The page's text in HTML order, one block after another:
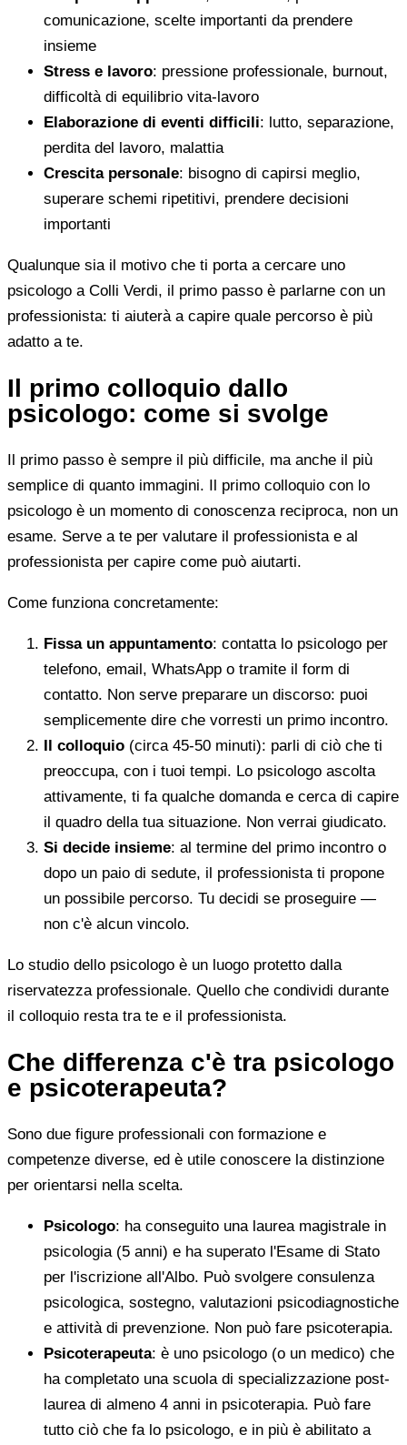
comunicazione, scelte importanti da prendere
insieme
Stress e lavoro: pressione professionale, burnout,
difficoltà di equilibrio vita-lavoro
Elaborazione di eventi difficili: lutto, separazione,
perdita del lavoro, malattia
Crescita personale: bisogno di capirsi meglio,
superare schemi ripetitivi, prendere decisioni
importanti
Qualunque sia il motivo che ti porta a cercare uno
psicologo a Colli Verdi, il primo passo è parlarne con un
professionista: ti aiuterà a capire quale percorso è più
adatto a te.
Il primo colloquio dallo
psicologo: come si svolge
Il primo passo è sempre il più difficile, ma anche il più
semplice di quanto immagini. Il primo colloquio con lo
psicologo è un momento di conoscenza reciproca, non un
esame. Serve a te per valutare il professionista e al
professionista per capire come può aiutarti.
Come funziona concretamente:
Fissa un appuntamento: contatta lo psicologo per
telefono, email, WhatsApp o tramite il form di
contatto. Non serve preparare un discorso: puoi
semplicemente dire che vorresti un primo incontro.
Il colloquio (circa 45-50 minuti): parli di ciò che ti
preoccupa, con i tuoi tempi. Lo psicologo ascolta
attivamente, ti fa qualche domanda e cerca di capire
il quadro della tua situazione. Non verrai giudicato.
Si decide insieme: al termine del primo incontro o
dopo un paio di sedute, il professionista ti propone
un possibile percorso. Tu decidi se proseguire —
non c'è alcun vincolo.
Lo studio dello psicologo è un luogo protetto dalla
riservatezza professionale. Quello che condividi durante
il colloquio resta tra te e il professionista.
Che differenza c'è tra psicologo
e psicoterapeuta?
Sono due figure professionali con formazione e
competenze diverse, ed è utile conoscere la distinzione
per orientarsi nella scelta.
Psicologo: ha conseguito una laurea magistrale in
psicologia (5 anni) e ha superato l'Esame di Stato
per l'iscrizione all'Albo. Può svolgere consulenza
psicologica, sostegno, valutazioni psicodiagnostiche
e attività di prevenzione. Non può fare psicoterapia.
Psicoterapeuta: è uno psicologo (o un medico) che
ha completato una scuola di specializzazione post-
laurea di almeno 4 anni in psicoterapia. Può fare
tutto ciò che fa lo psicologo, e in più è abilitato a